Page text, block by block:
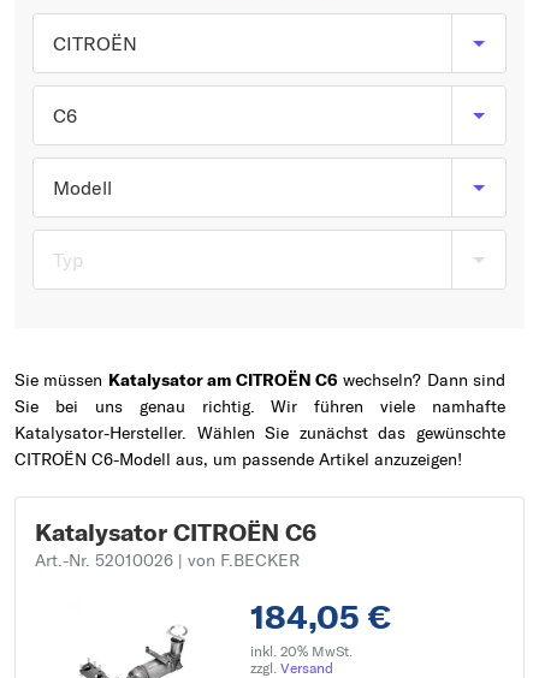
Typ wählen
CITROËN
C6
Modell
Typ
Sie müssen Katalysator am CITROËN C6 wechseln? Dann sind
Sie bei uns genau richtig. Wir führen viele namhafte
Katalysator-Hersteller. Wählen Sie zunächst das gewünschte
CITROËN C6-Modell aus, um passende Artikel anzuzeigen!
Katalysator CITROËN C6
Art.-Nr. 52010026 | von F.BECKER
184,05 €
inkl. 20% MwSt.
zzgl. Versand